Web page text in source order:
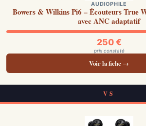
AUDIOPHILE
Bowers & Wilkins Pi6 – Écouteurs True
avec ANC adaptatif
250 €
prix constaté
Voir la fiche →
VS